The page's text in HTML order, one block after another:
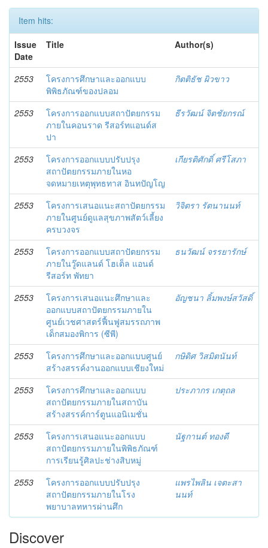
Item hits:
Issue
Date
Title Author(s)
2553
โครงการศึกษาและออกแบบ
พิพิธภัณฑ์ของปลอม
กิตติธัช ผิวขาว
2553
โครงการออกแบบสถาปัตยกรรม
ภายในคอนราด รีสอร์ทแอนด์ส
ปา
ธีรวัฒน์ จิตชัยกรณ์
2553
โครงการออกแบบปรับปรุง
สถาปัตยกรรมภายในหอ
จดหมายเหตุพุทธทาส อินทปัญโญ
เกียรติศักดิ์ ศรีโสภา
2553
โครงการเสนอแนะสถาปัตยกรรม
ภายในศูนย์ดูแลสุขภาพสัตว์เลี้ยง
ครบวงจร
วิจิตรา รัตนานนท์
2553
โครงการออกแบบสถาปัตยกรรม
ภายในวู๊ดแลนด์ โฮเต็ล แอนด์
รีสอร์ท พัทยา
ธนวัฒน์ จรรยารักษ์
2553
โครงการเสนอแนะศึกษาและ
ออกแบบสถาปัตยกรรมภายใน
ศูนย์เวชศาสตร์ฟื้นฟูสมรรถภาพ
เด็กสมองพิการ (ซีพี)
อัญชนา ลิ้มพงษ์สวัสดิ์
2553
โครงการศึกษาและออกแบบศูนย์
สร้างสรรค์งานออกแบบเชียงใหม่
กษิดิศ วิสมิตนันท์
2553
โครงการศึกษาและออกแบบ
สถาปัตยกรรมภายในสถาบัน
สร้างสรรค์การ์ตูนแอนิเมชั่น
ประภากร เกตุถล
2553
โครงการเสนอแนะออกแบบ
สถาปัตยกรรมภายในพิพิธภัณฑ์
การเรียนรู้ศิลปะช่างสิบหมู่
นัฐกานต์ ทองดี
2553
โครงการออกแบบปรับปรุง
สถาปัตยกรรมภายในโรง
พยาบาลทหารผ่านศึก
แพรไพลิน เจตะสา
นนท์
Discover